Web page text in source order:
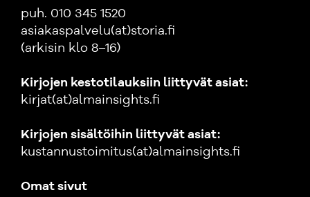
puh. 010 345 1520
asiakaspalvelu(at)storia.fi
(arkisin klo 8–16)
Kirjojen kestotilauksiin liittyvät asiat:
kirjat(at)almainsights.fi
Kirjojen sisältöihin liittyvät asiat:
kustannustoimitus(at)almainsights.fi
Omat sivut